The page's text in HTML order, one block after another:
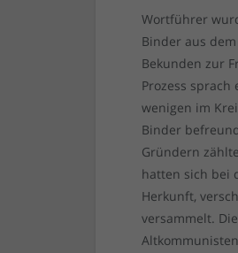
Wortführer
Binder aus
Bekunden zur
Prozess
wenigen im
Binder
Gründern
hatten sich bei
Herkunft,
versammelt.